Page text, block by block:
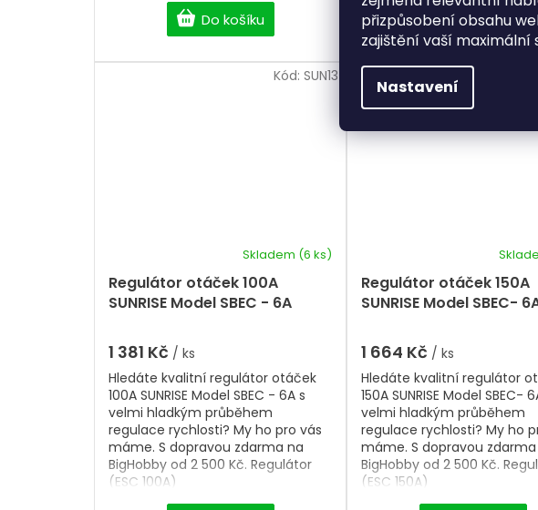
přizpůsobení obsahu
zajištění vaší maximální
Nastavení
Do košíku Do košíku
Regulátor otáček 100A
SUNRISE Model SBEC - 6A
Skladem (6 ks)
1 381 Kč / ks
Hledáte kvalitní regulátor otáček
100A SUNRISE Model SBEC - 6A s
velmi hladkým průběhem
regulace rychlosti? My ho pro vás
máme. S dopravou zdarma na
BigHobby od 2 500 Kč. Regulátor
(ESC 100A)
Kód: SUN13
Regulátor otáček 150A
SUNRISE Model SBEC-
1 664 Kč / ks
Hledáte kvalitní regulátor
150A SUNRISE Model SBEC-
velmi hladkým průběhem
regulace rychlosti? My ho
máme. S dopravou
BigHobby od 2 500 Kč.
(ESC 150A)